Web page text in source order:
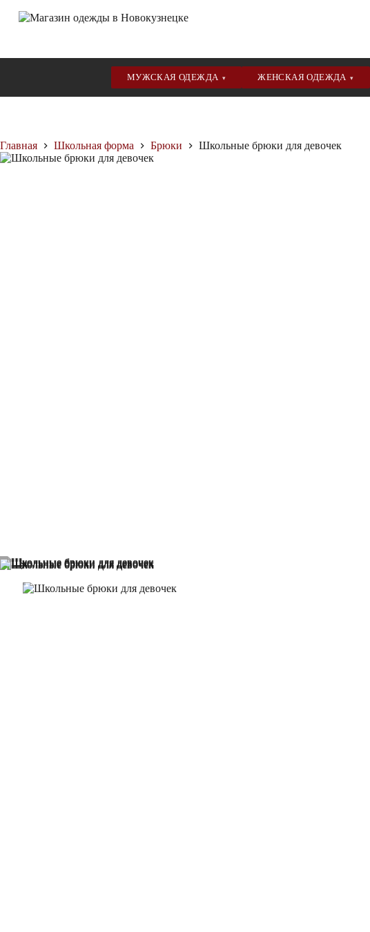
МУЖСКАЯ ОДЕЖДА ▾ ЖЕНСКАЯ ОДЕЖДА ▾
Главная
Школьная форма Брюки
Школьные брюки для девочек